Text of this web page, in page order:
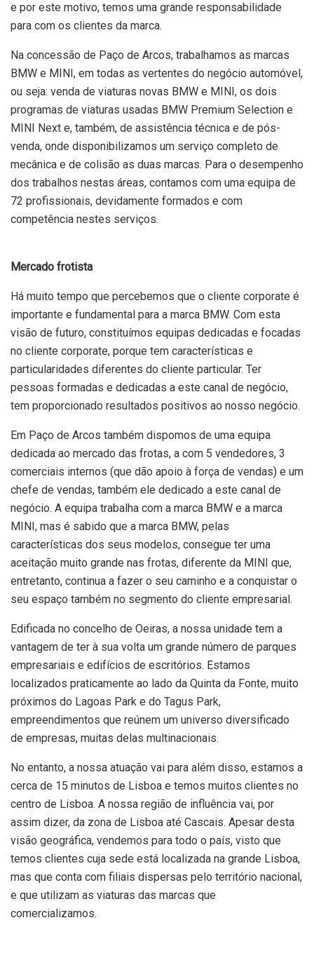
e por este motivo, temos uma grande responsabilidade
para com os clientes da marca.
Na concessão de Paço de Arcos, trabalhamos as marcas
BMW e MINI, em todas as vertentes do negócio automóvel,
ou seja: venda de viaturas novas BMW e MINI, os dois
programas de viaturas usadas BMW Premium Selection e
MINI Next e, também, de assistência técnica e de pós-
venda, onde disponibilizamos um serviço completo de
mecânica e de colisão as duas marcas. Para o desempenho
dos trabalhos nestas áreas, contamos com uma equipa de
72 profissionais, devidamente formados e com
competência nestes serviços.
Mercado frotista
Há muito tempo que percebemos que o cliente corporate é
importante e fundamental para a marca BMW. Com esta
visão de futuro, constituímos equipas dedicadas e focadas
no cliente corporate, porque tem características e
particularidades diferentes do cliente particular. Ter
pessoas formadas e dedicadas a este canal de negócio,
tem proporcionado resultados positivos ao nosso negócio.
Em Paço de Arcos também dispomos de uma equipa
dedicada ao mercado das frotas, a com 5 vendedores, 3
comerciais internos (que dão apoio à força de vendas) e um
chefe de vendas, também ele dedicado a este canal de
negócio. A equipa trabalha com a marca BMW e a marca
MINI, mas é sabido que a marca BMW, pelas
características dos seus modelos, consegue ter uma
aceitação muito grande nas frotas, diferente da MINI que,
entretanto, continua a fazer o seu caminho e a conquistar o
seu espaço também no segmento do cliente empresarial.
Edificada no concelho de Oeiras, a nossa unidade tem a
vantagem de ter à sua volta um grande número de parques
empresariais e edifícios de escritórios. Estamos
localizados praticamente ao lado da Quinta da Fonte, muito
próximos do Lagoas Park e do Tagus Park,
empreendimentos que reúnem um universo diversificado
de empresas, muitas delas multinacionais.
No entanto, a nossa atuação vai para além disso, estamos a
cerca de 15 minutos de Lisboa e temos muitos clientes no
centro de Lisboa. A nossa região de influência vai, por
assim dizer, da zona de Lisboa até Cascais. Apesar desta
visão geográfica, vendemos para todo o país, visto que
temos clientes cuja sede está localizada na grande Lisboa,
mas que conta com filiais dispersas pelo território nacional,
e que utilizam as viaturas das marcas que
comercializamos.